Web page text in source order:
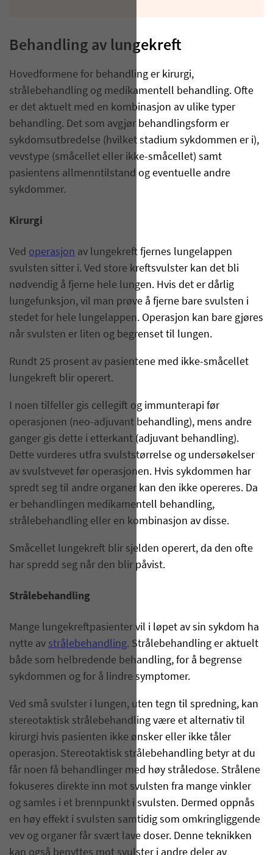
Behandling av lungekreft
Hovedformene for behandling er kirurgi,
strålebehandling og medikamentell behandling. Ofte
er det aktuelt med en kombinasjon av ulike typer
behandling. Det som avgjør behandlingsform er
sykdomsutbredelse (hvilket stadium sykdommen er i),
vevstype (småcellet eller ikke-småcellet) samt
pasientens allmenntilstand og eventuelle andre
sykdommer.
Kirurgi
Ved operasjon av lungekreft fjernes lungelappen
svulsten sitter i. Ved store kreftsvulster kan det bli
nødvendig å fjerne hele lungen. Hvis det er dårlig
lungefunksjon, vil man prøve å fjerne bare svulsten i
stedet for hele lungelappen. Operasjon kan bare gjøres
når svulsten er liten og begrenset til lungen.
Rundt 25 prosent av pasientene med ikke-småcellet
lungekreft blir operert.
I noen tilfeller gis cellegift og immunterapi før
operasjonen (neo-adjuvant behandling), mens andre
ganger gis dette i etterkant (adjuvant behandling).
Dette vurderes utfra svulststørrelse og undersøkelser
av svulstvevet før operasjonen. Hvis sykdommen har
spredt seg til andre organer kan den ikke opereres. Da
er behandlingen medikamentell behandling,
strålebehandling eller en kombinasjon av disse.
Småcellet lungekreft blir sjelden operert, da den ofte
har spredd seg når den blir påvist.
Strålebehandling
Mange lungekreftpasienter vil i løpet av sin sykdom ha
nytte av strålebehandling. Strålebehandling er aktuelt
både som helbredende behandling, for å begrense
sykdommen og for å lindre symptomer.
Ved små svulster i lungen, uten tegn til spredning, kan
stereotaktisk strålebehandling være et alternativ til
kirurgi hvis pasienten ikke ønsker eller ikke tåler
operasjon. Stereotaktisk strålebehandling betyr at du
får noen få behandlinger med høy stråledose. Strålene
fokuseres direkte inn mot svulsten fra mange vinkler
og samles i et brennpunkt i svulsten. Dermed oppnås
en høy effekt i svulsten samtidig som omkringliggende
vev og organer får svært lave doser. Denne teknikken
kan også benyttes mot svulster i andre deler av